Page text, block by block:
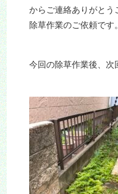
からご連絡ありがと
除草作業のご依頼です。
今回の除草作業後、